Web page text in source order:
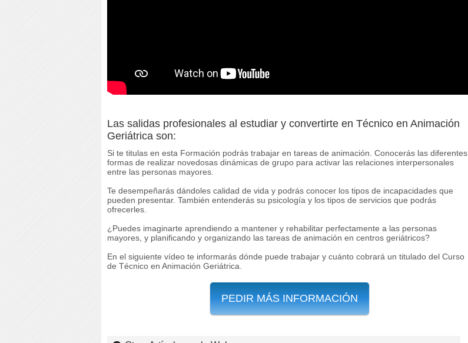
Las salidas profesionales al estudiar y convertirte en Técnico en Animación
Geriátrica son:
Si te titulas en esta Formación podrás trabajar en tareas de animación. Conocerás las diferentes
formas de realizar novedosas dinámicas de grupo para activar las relaciones interpersonales
entre las personas mayores.
Te desempeñarás dándoles calidad de vida y podrás conocer los tipos de incapacidades que
pueden presentar. También entenderás su psicología y los tipos de servicios que podrás
ofrecerles.
¿Puedes imaginarte aprendiendo a mantener y rehabilitar perfectamente a las personas
mayores, y planificando y organizando las tareas de animación en centros geriátricos?
En el siguiente vídeo te informarás dónde puede trabajar y cuánto cobrará un titulado del Curso
de Técnico en Animación Geriátrica.
PEDIR MÁS INFORMACIÓN